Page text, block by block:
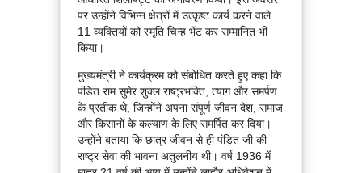
पर उन्होंने विभिन्न क्षेत्रों में उत्कृष्ट कार्य करने वाले
11 व्यक्तियों को स्मृति चिन्ह भेंट कर सम्मानित भी
किया।
मुख्यमंत्री ने कार्यक्रम को संबोधित करते हुए कहा कि
पंडित राम सुमेर शुक्ल राष्ट्रभक्ति, त्याग और समर्पण
के प्रतीक थे, जिन्होंने अपना संपूर्ण जीवन देश, समाज
और किसानों के कल्याण के लिए समर्पित कर दिया।
उन्होंने बताया कि छात्र जीवन से ही पंडित जी की
राष्ट्र सेवा की भावना अतुलनीय थी। वर्ष 1936 में